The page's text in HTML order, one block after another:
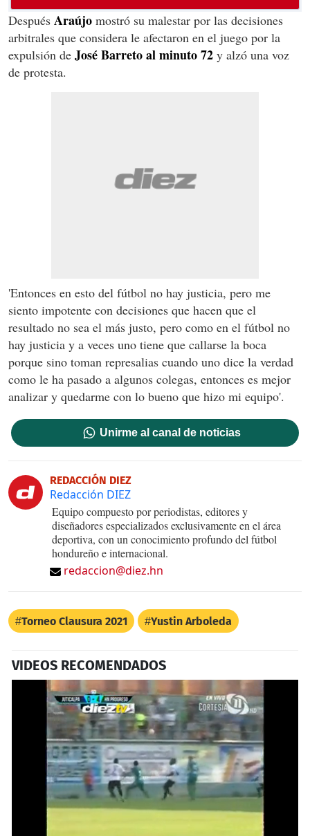
Después Araújo mostró su malestar por las decisiones
arbitrales que considera le afectaron en el juego por la
expulsión de José Barreto al minuto 72 y alzó una voz
de protesta.
'Entonces en esto del fútbol no hay justicia, pero me
siento impotente con decisiones que hacen que el
resultado no sea el más justo, pero como en el fútbol no
hay justicia y a veces uno tiene que callarse la boca
porque sino toman represalias cuando uno dice la verdad
como le ha pasado a algunos colegas, entonces es mejor
analizar y quedarme con lo bueno que hizo mi equipo'.
Unirme al canal de noticias
REDACCIÓN DIEZ
Redacción DIEZ
Equipo compuesto por periodistas, editores y
diseñadores especializados exclusivamente en el área
deportiva, con un conocimiento profundo del fútbol
hondureño e internacional.
redaccion@diez.hn
Torneo Clausura 2021 Yustin Arboleda
VIDEOS RECOMENDADOS